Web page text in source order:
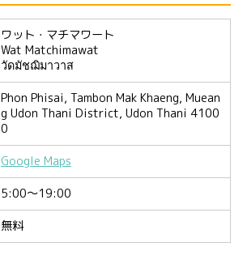
ワット・マチマワート
Wat Matchimawat
วัดมัชฌิมาวาส
Phon Phisai, Tambon Mak Khaeng, Muean
g Udon Thani District, Udon Thani 4100
0
Google Maps
5:00〜19:00
無料